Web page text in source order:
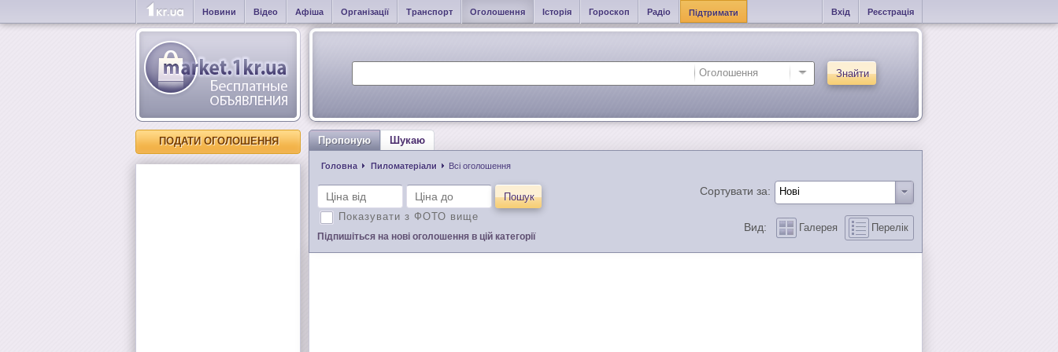
Новини Відео Афіша Організації Транспорт Оголошення Історія Гороскоп Радіо Підтримати Вхід Реєстрація
Знайти
ПОДАТИ ОГОЛОШЕННЯ Пропоную Шукаю
Головна Пиломатеріали Всі оголошення
Пошук
Показувати з ФОТО вище
Сортувати за:
Вид: Галерея Перелік
Підпишіться на нові оголошення в цій категорії